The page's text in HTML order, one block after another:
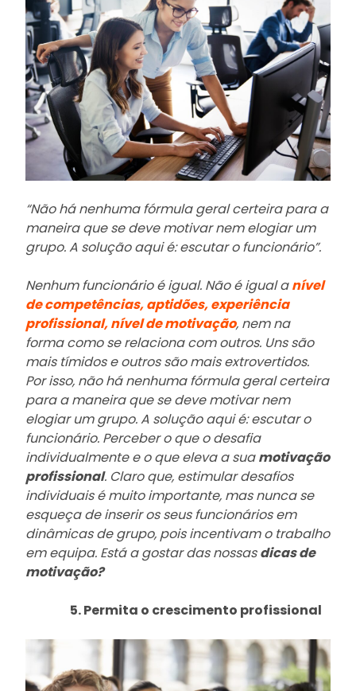
“Não há nenhuma fórmula geral certeira para a
maneira que se deve motivar nem elogiar um
grupo. A solução aqui é: escutar o funcionário”.
Nenhum funcionário é igual. Não é igual a nível
de competências, aptidões, experiência
profissional, nível de motivação, nem na
forma como se relaciona com outros. Uns são
mais tímidos e outros são mais extrovertidos.
Por isso, não há nenhuma fórmula geral certeira
para a maneira que se deve motivar nem
elogiar um grupo. A solução aqui é: escutar o
funcionário. Perceber o que o desafia
individualmente e o que eleva a suamotivação
profissional. Claro que, estimular desafios
individuais é muito importante, mas nunca se
esqueça de inserir os seus funcionários em
dinâmicas de grupo, pois incentivam o trabalho
em equipa. Está a gostar das nossasdicas de
motivação?
5. Permita o crescimento profissional